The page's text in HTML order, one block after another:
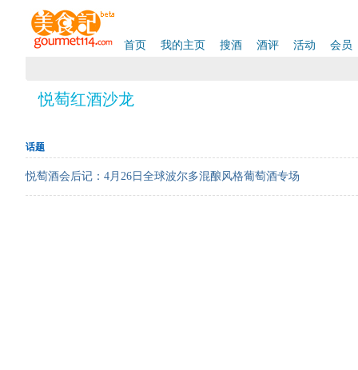
首页 我的主页 搜酒 酒评 活动 会员
悦萄红酒沙龙
话题
悦萄酒会后记：4月26日全球波尔多混酿风格葡萄酒专场